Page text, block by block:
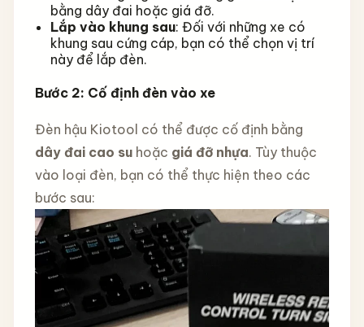
bằng dây đai hoặc giá đỡ.
Lắp vào khung sau: Đối với những xe có
khung sau cứng cáp, bạn có thể chọn vị trí
này để lắp đèn.
Bước 2: Cố định đèn vào xe
Đèn hậu Kiotool có thể được cố định bằng
dây đai cao suhoặc giá đỡ nhựa. Tùy thuộc
vào loại đèn, bạn có thể thực hiện theo các
bước sau: